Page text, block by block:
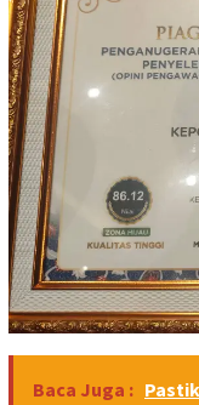
Baca Juga :